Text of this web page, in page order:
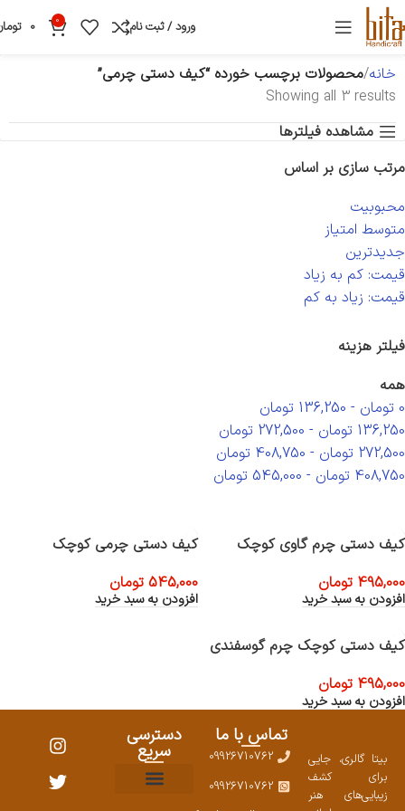
ورود / ثبت نام 0
0
خانه محصولات برچسب خورده “کیف دستی چرمی”
Showing all 3 results
مشاهده فیلترها
مرتب سازی بر اساس
محبوبیت
متوسط امتیاز
جدیدترین
قیمت: کم به زیاد
قیمت: زیاد به کم
فیلتر هزینه
همه
0 تومان -
136,250 تومان
136,250 تومان -
272,500 تومان
272,500 تومان -
408,750 تومان
408,750 تومان -
545,000 تومان
کیف دستی چرم گاوی کوچک
495,000 تومان
افزودن به سبد خرید
کیف دستی چرمی کوچک
545,000 تومان
افزودن به سبد خرید
کیف دستی کوچک چرم گوسفندی
495,000 تومان
افزودن به سبد خرید
بیتا گالری، جایی
برای کشف
زیبایی‌های هنر
تماس با ما
09926710762
09926710762
دسترسی
سریع